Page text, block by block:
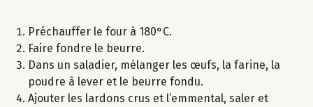
Préchauffer le four à 180°C.
Faire fondre le beurre.
Dans un saladier, mélanger les œufs, la farine, la
poudre à lever et le beurre fondu.
Ajouter les lardons crus et l’emmental, saler et